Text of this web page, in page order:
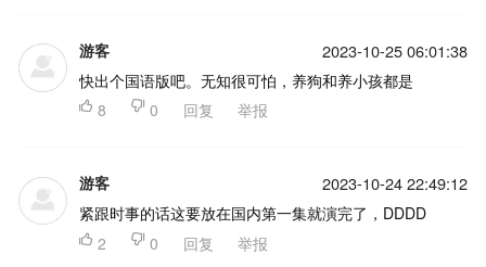
游客 2023-10-25 06:01:38
快出个国语版吧。无知很可怕，养狗和养小孩都是
 8  0 回复 举报
游客 2023-10-24 22:49:12
紧跟时事的话这要放在国内第一集就演完了，DDDD
 2  0 回复 举报